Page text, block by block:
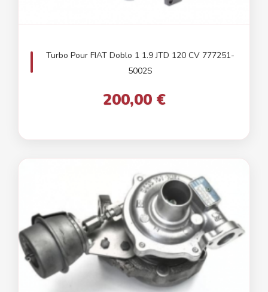
Turbo Pour FIAT Doblo 1 1.9 JTD 120 CV 777251-
5002S
200,00 €